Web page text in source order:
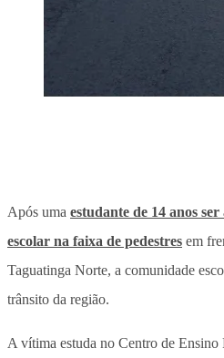
Após uma estudante de 14 anos
escolar na faixa de pedestres em
Taguatinga Norte, a comunidade
trânsito da região.
A vítima estuda no Centro de